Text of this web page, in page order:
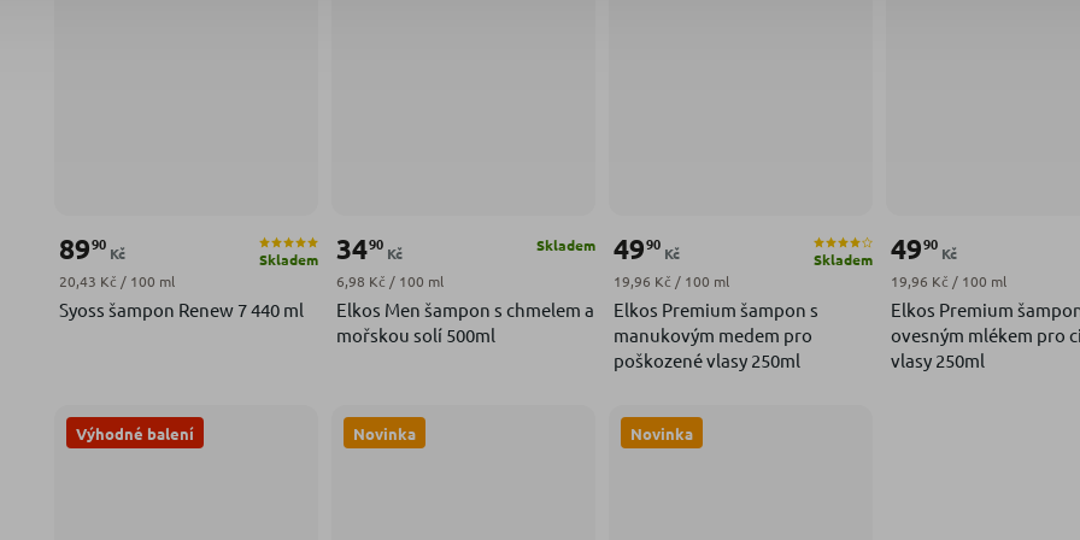
Syoss šampon Renew 7 440 ml
Skladem
8990
Kč
Měrná cena:
20,43 Kč / 100 ml
Elkos Men šampon s chmelem a
mořskou solí 500ml
Skladem
3490
Kč
Měrná cena:
6,98 Kč / 100 ml
Elkos Premium šampon s
manukovým medem pro
poškozené vlasy 250ml
Skladem
4990
Kč
Měrná cena:
19,96 Kč / 100 ml
Elkos Premium
ovesným mlékem pro
vlasy 250ml
4990
Kč
Měrná cena:
19,96 Kč / 100 ml
Výhodné balení Novinka Novinka